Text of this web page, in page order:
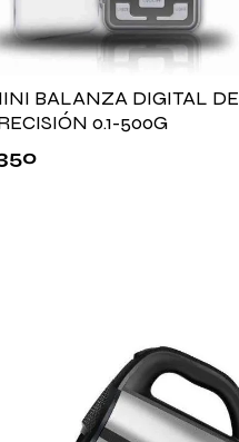
BALANZA DIGITAL DE
0.1-500G